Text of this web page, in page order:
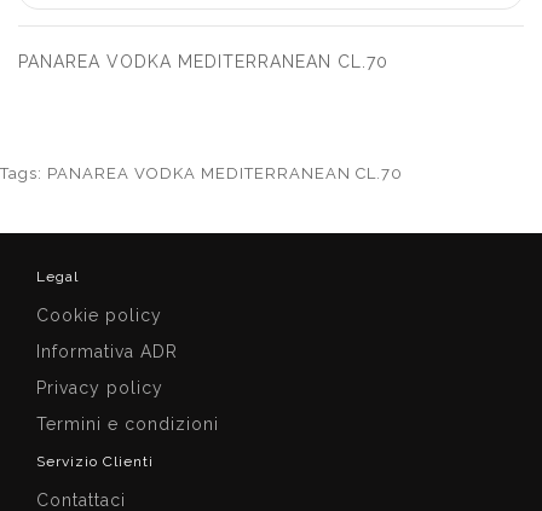
PANAREA VODKA MEDITERRANEAN CL.70
Tags: PANAREA VODKA MEDITERRANEAN CL.70
Legal
Cookie policy
Informativa ADR
Privacy policy
Termini e condizioni
Servizio Clienti
Contattaci